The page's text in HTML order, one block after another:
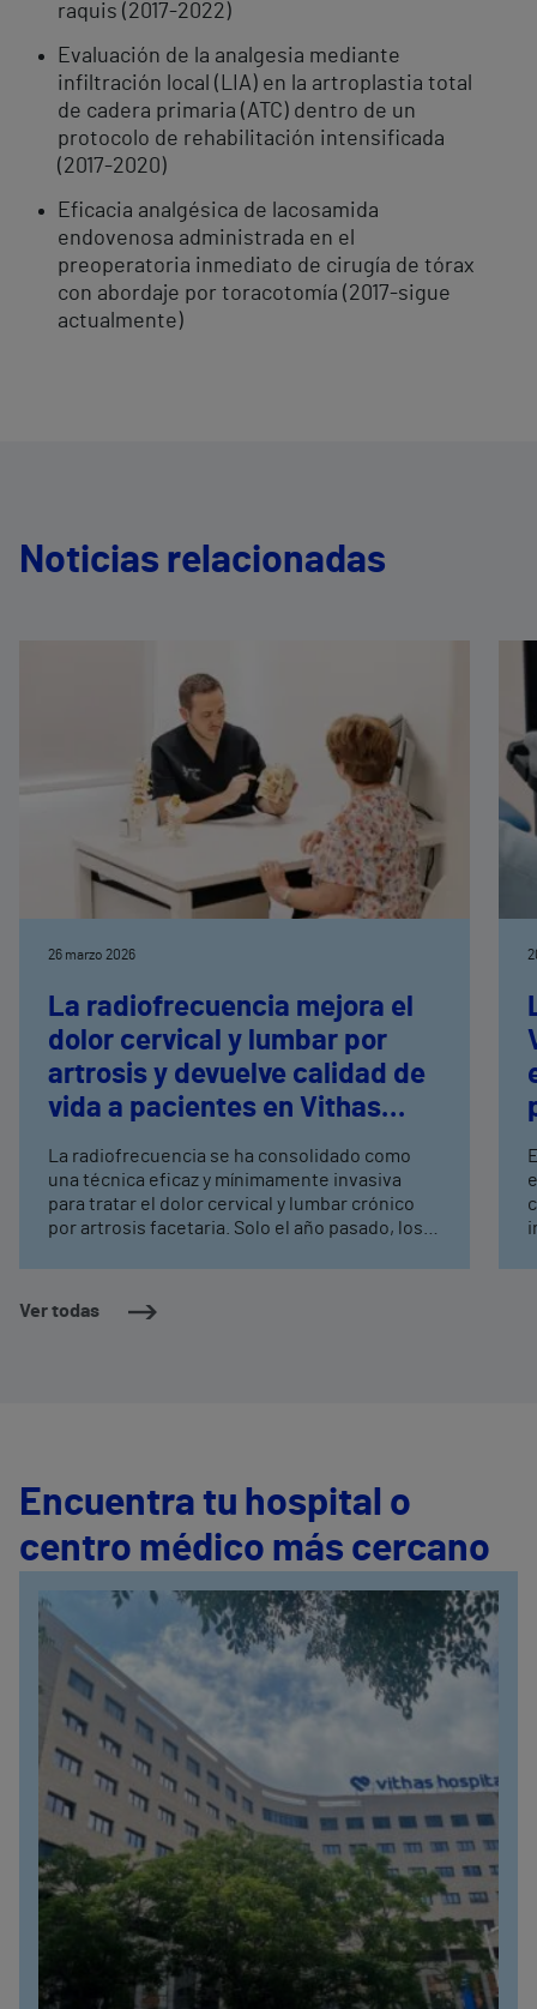
raquis (2017-2022)
Evaluación de la analgesia mediante
infiltración local (LIA) en la artroplastia total
de cadera primaria (ATC) dentro de un
protocolo de rehabilitación intensificada
(2017-2020)
Eficacia analgésica de lacosamida
endovenosa administrada en el
preoperatoria inmediato de cirugía de tórax
con abordaje por toracotomía (2017-sigue
actualmente)
Noticias relacionadas
Ver todas
26 marzo 2026
La radiofrecuencia mejora el
dolor cervical y lumbar por
artrosis y devuelve calidad de
vida a pacientes en Vithas
Valencia
La radiofrecuencia se ha consolidado como
una técnica eficaz y mínimamente invasiva
para tratar el dolor cervical y lumbar crónico
por artrosis facetaria. Solo el año pasado, los
tratamiento ambulatorio actúa sobre los
nervios responsables del dolor y permite
Encuentra tu hospital o
centro médico más cercano